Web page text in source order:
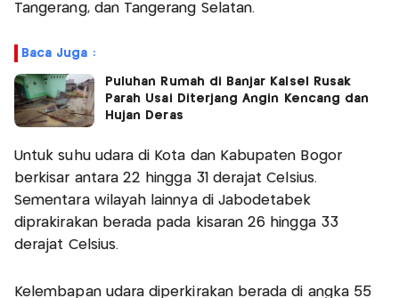
Tangerang, dan Tangerang Selatan.
Baca Juga :
Puluhan Rumah di Banjar Kalsel Rusak
Parah Usai Diterjang Angin Kencang dan
Hujan Deras
Untuk suhu udara di Kota dan Kabupaten Bogor
berkisar antara 22 hingga 31 derajat Celsius.
Sementara wilayah lainnya di Jabodetabek
diprakirakan berada pada kisaran 26 hingga 33
derajat Celsius.
Kelembapan udara diperkirakan berada di angka 55